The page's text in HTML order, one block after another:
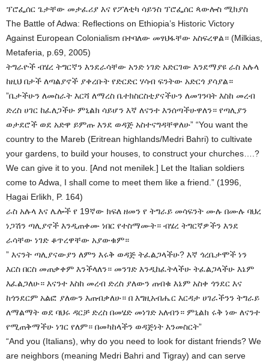
ፕሮፌሰር ጌታቸው መታፈሪያ እና የፖለቲካ ሳይንስ ፕሮፌሰር ጳውሎስ ሚክያስ
The Battle of Adwa: Reflections on Ethiopia’s Historic Victory
Against European Colonialism በተባለው መፃህፋቸው አስፍረዋል። (Milkias,
Metaferia, p.69, 2005)
ትግራዮች ብሄረ ትግርኛን እንደራሳቸው አንድ ነገድ አድርገው እንደማያዩ ራስ አሉላ
ከዚህ በታች ለጣልያኖች ያቀረቡት የድርድር ሃሳብ ፍንትው አድርጎ ያሳያል።
”ቤታችሁን ለመስራት እርሻ ለማረስ ቤተክስርስቲያናችሁን ለመገንባት እስከ መረብ
ድረስ ሀገር ከፈለጋችሁ ምኒልክ ሳይሆን እኛ ለናንተ እንሰጣችሁዋለን። የጣሊያን
ወታደሮች ወደ አድዋ ይምጡ እንደ ወዳጅ አስተናግዳቸዋለሁ” “You want the
country to the Mareb (Eritrean highlands/Medri Bahri) to cultivate
your gardens, to build your houses, to construct your churches….?
We can give it to you. [And not menilek.] Let the Italian soldiers
come to Adwa, I shall come to meet them like a friend.” (1996,
Ḥagai Erlikh, P. 164)
ራስ አሉላ እና ሌሎች የ 19ኛው ክፍለ ዘመን የ ትግራይ መሳፍንት ሙሉ በሙሉ ባህረ
ነጋሽን ጣሊያኖች እንዲጠቀሙ ነበር የተስማሙት። ብሄረ ትግርኛዎችን እንደ
ራሳቸው ነገድ ቆጥረዋቸው አያውቁም።
” እናንት ጣሊያናውያን ለምን እሩቅ ወዳጅ ትፈልጋላችሁ? እኛ ጎረቤታሞች ነን
እርስ በርስ መጠቃቀም እንችላለን። መንገድ እንዲከፈትላችሁ ትፈልጋላችሁ እኔም
እፈልጋለሁ። እናንተ እስከ መረብ ድረስ ያለውን ጠብቁ እኔም አስቀ ጎንደር እና
ከጎንደርም አልፎ ያለውን እጠብቃለሁ። በ እግዚአብሔር እርዳታ ሀገራችንን ትግራይ
ለማልማት ወደ ባህሩ ዳርቻ ድረስ በመሄድ መነገድ አለብን። ምኒልክ ሩቅ ነው ለናንተ
የሚጠቅማችሁ ነገር የለም። በመካከላችን ወዳጅነት እንመስርት”
“And you (Italians), why do you need to look for distant friends? We
are neighbors (meaning Medri Bahri and Tigray) and can serve